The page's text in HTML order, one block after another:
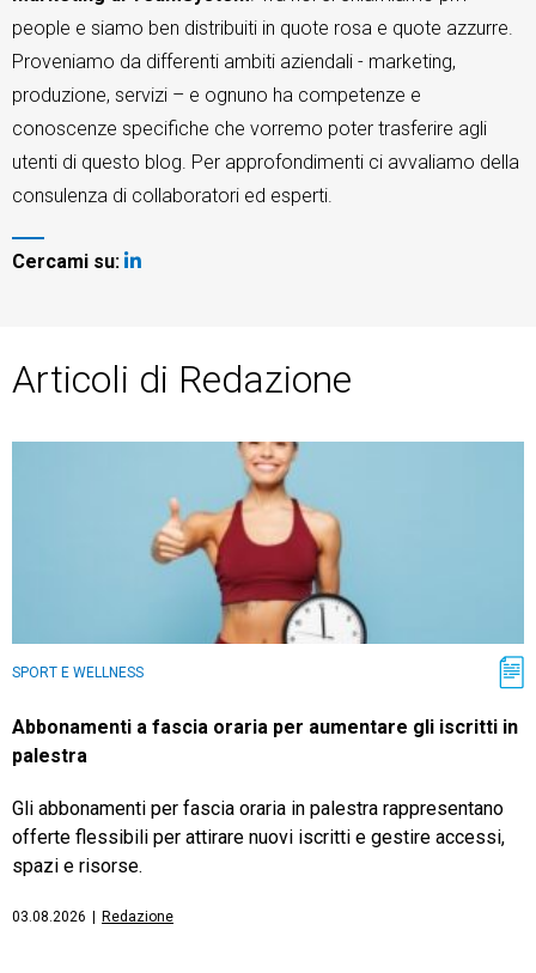
Trust Services
TeamSystem Corporate
TeamSystem Store
people e siamo ben distribuiti in quote rosa e quote azzurre.
Proveniamo da differenti ambiti aziendali - marketing,
produzione, servizi – e ognuno ha competenze e
conoscenze specifiche che vorremo poter trasferire agli
utenti di questo blog. Per approfondimenti ci avvaliamo della
consulenza di collaboratori ed esperti.
Cercami su:
Articoli di Redazione
SPORT E WELLNESS
Abbonamenti a fascia oraria per aumentare gli iscritti in
palestra
Gli abbonamenti per fascia oraria in palestra rappresentano
offerte flessibili per attirare nuovi iscritti e gestire accessi,
spazi e risorse.
03.08.2026 Redazione